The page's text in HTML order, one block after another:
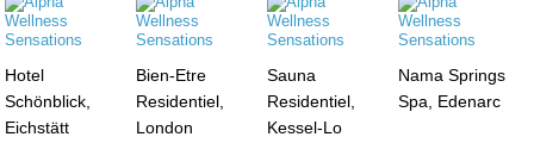
Hotel
Schönblick,
Eichstätt
Bien-Etre
Residentiel,
London
Sauna
Residentiel,
Kessel-Lo
Nama Springs
Spa, Edenarc